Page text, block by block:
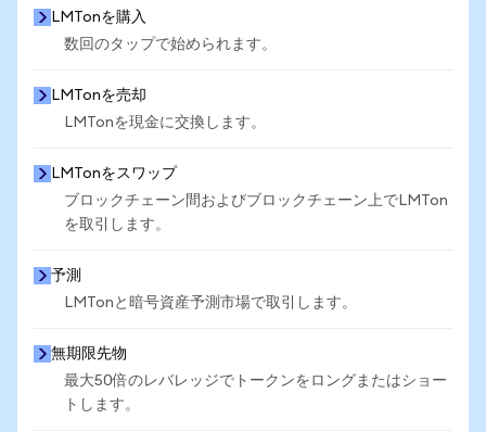
LMTonを購入
数回のタップで始められます。
LMTonを売却
LMTonを現金に交換します。
LMTonをスワップ
ブロックチェーン間およびブロックチェーン上でLMTon
を取引します。
予測
LMTonと暗号資産予測市場で取引します。
無期限先物
最大50倍のレバレッジでトークンをロングまたはショー
トします。